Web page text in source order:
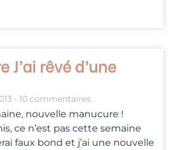
J’ai rêvé d’une
10 commentaires
nouvelle manucure !
ce n’est pas cette semaine
faux bond et j’ai une nouvelle